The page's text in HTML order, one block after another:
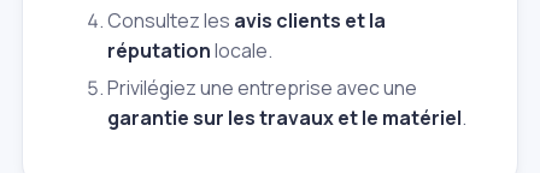
Consultez les avis clients et la
réputationlocale.
Privilégiez une entreprise avec une
garantie sur les travaux et le matériel.